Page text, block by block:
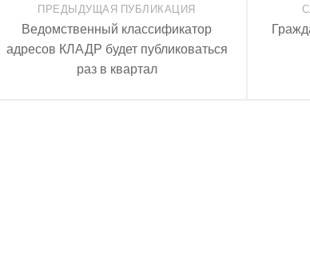
ПРЕДЫДУЩАЯ ПУБЛИКАЦИЯ
Ведомственный классификатор
адресов КЛАДР будет публиковаться
раз в квартал